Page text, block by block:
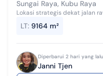
Sungai Raya, Kubu Raya
Lokasi strategis dekat jalan
LT: 9164 m²
Diperbarui 2 hari yang
Janni Tjen